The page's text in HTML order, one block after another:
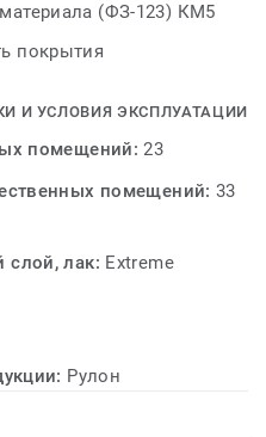
(ФЗ-123) КМ5
покрытия
И УСЛОВИЯ ЭКСПЛУАТАЦИИ
помещений:23
помещений:33
лак: Extreme
Рулон